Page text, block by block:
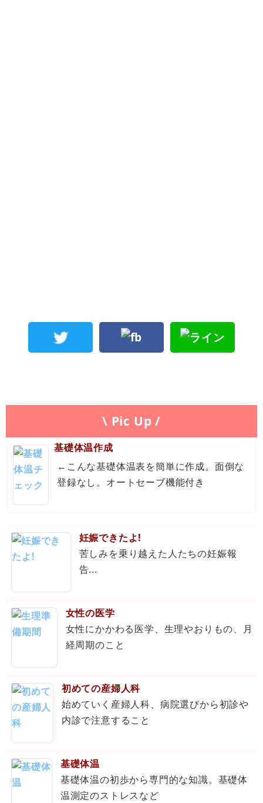
\ Pic Up /
基礎体温作成
←こんな基礎体温表を簡単に作成。面倒な
登録なし。オートセーブ機能付き
妊娠できたよ!
苦しみを乗り越えた人たちの妊娠報
告...
女性の医学
女性にかかわる医学、生理やおりもの、月
経周期のこと
初めての産婦人科
始めていく産婦人科、病院選びから初診や
内診で注意すること
基礎体温
基礎体温の初歩から専門的な知識。基礎体
温測定のストレスなど